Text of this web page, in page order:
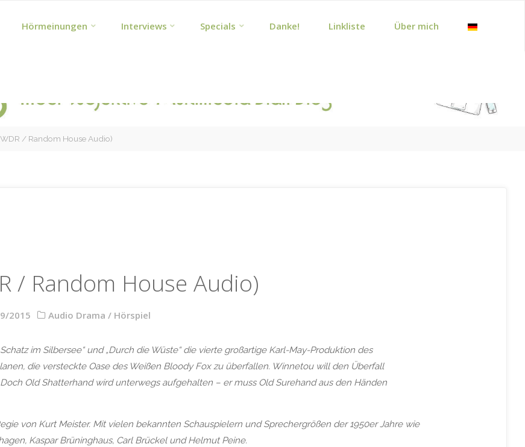
Hörmeinungen Interviews Specials Danke! Linkliste Über mich
/ Random House Audio)
/ Random House Audio)
2015 Audio Drama / Hörspiel
im Silbersee“ und „Durch die Wüste“ die vierte großartige Karl-May-Produktion des
die versteckte Oase des Weißen Bloody Fox zu überfallen. Winnetou will den Überfall
Old Shatterhand wird unterwegs aufgehalten – er muss Old Surehand aus den Händen
von Kurt Meister. Mit vielen bekannten Schauspielern und Sprechergrößen der 1950er Jahre wie
Kaspar Brüninghaus, Carl Brückel und Helmut Peine.